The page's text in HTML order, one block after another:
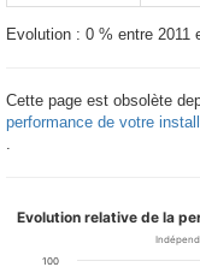
Evolution : 0 % entre 2011
Cette page est obsolète
performance de votre
Evolution relative de la
100